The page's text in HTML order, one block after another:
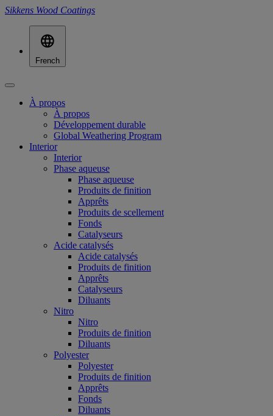
Sikkens Wood Coatings
French
À propos
À propos
Développement durable
Global Weathering Program
Interior
Interior
Phase aqueuse
Phase aqueuse
Produits de finition
Apprêts
Produits de scellement
Fonds
Catalyseurs
Acide catalysés
Acide catalysés
Produits de finition
Apprêts
Catalyseurs
Diluants
Nitro
Nitro
Produits de finition
Diluants
Polyester
Polyester
Produits de finition
Apprêts
Fonds
Diluants